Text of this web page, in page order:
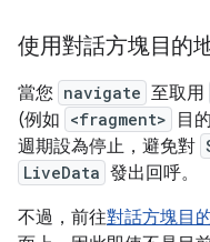
使用對話方塊目的
當您 navigate 至取用
(例如 <fragment>
目
週期設為停止，避免對
LiveData 發出回呼。
不過，前往對話方塊目